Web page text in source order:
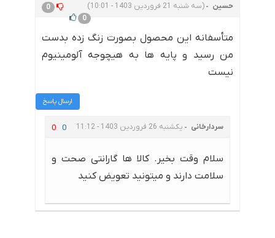
حسین (سه شنبه 21 فروردین 1403 - 10:01)
0
0
متأسفانه این محصول بصورت زنگ زده بدست
من رسید و پایه ها به هیچوجه آلومینیوم
نیست
ارسال پاسخ
سردارخانی یکشنبه 26 فروردین 1403 - 11:12 0 0
سلام وقت بخیر. کالا ها گارانتی صحت و
سلامت دارند و میتونید تعویض کنید